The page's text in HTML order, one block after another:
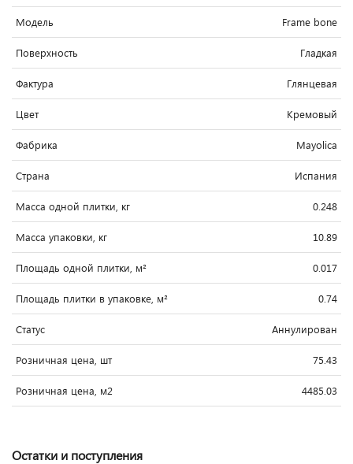
Модель Frame bone
Поверхность Гладкая
Фактура Глянцевая
Цвет Кремовый
Фабрика Mayolica
Страна Испания
Масса одной плитки, кг 0.248
Масса упаковки, кг 10.89
Площадь одной плитки, м² 0.017
Площадь плитки в упаковке, м² 0.74
Статус Аннулирован
Розничная цена, шт 75.43
Розничная цена, м2 4485.03
Остатки и поступления